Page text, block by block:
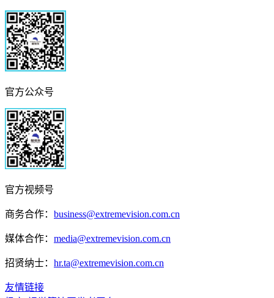
官方公众号
官方视频号
商务合作： business@extremevision.com.cn
媒体合作： media@extremevision.com.cn
招贤纳士： hr.ta@extremevision.com.cn
友情链接